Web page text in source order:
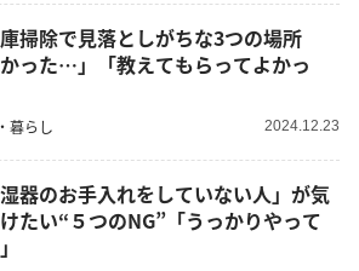
掃除で見落としがちな3つの場所
かった…」「教えてもらってよかっ
暮らし 2024.12.23
湿器のお手入れをしていない人」が気
たい“５つのNG”「うっかりやって